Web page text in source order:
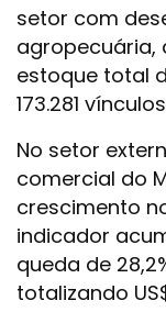
setor com
agropecuária,
estoque total
173.281
No setor
comercial do
crescimento
indicador
queda de
totalizando